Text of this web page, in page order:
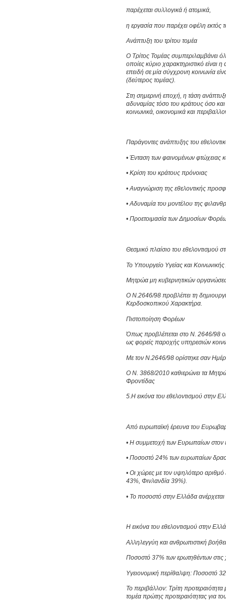
παρέχεται συλλογικά ή ατομικά,
η εργασία που παρέχει οφέλη εκτός
Ανάπτυξη του τρίτου τομέα
Ο Τρίτος Τομέας συμπεριλαμβάνει
οποίες κύριο χαρακτηριστικό
επειδή σε μία σύγχρονη κοινωνία
(δεύτερος τομέας).
Στη σημερινή εποχή, η τάση
αδυναμίας τόσο του κράτους όσο
κοινωνικά, οικονομικά και
Παράγοντες ανάπτυξης του
• Ένταση των φαινομένων φτώχειας
• Κρίση του κράτους πρόνοιας
• Αναγνώριση της εθελοντικής
• Αδυναμία του μοντέλου της
• Προετοιμασία των Δημοσίων
Θεσμικό πλαίσιο του εθελοντισμού
Το Υπουργείο Υγείας και Κοινωνικής
Μητρώα μη κυβερνητικών
Ο Ν.2646/98 προβλέπει τη
Κερδοσκοπικού Χαρακτήρα.
Πιστοποίηση Φορέων
Όπως προβλέπεται στο Ν. 2646/98
ως φορείς παροχής υπηρεσιών
Με τον Ν.2646/98 ορίστηκε σαν
Ο Ν. 3868/2010 καθιερώνει τα
Φροντίδας
5.Η εικόνα του εθελοντισμού στην
Από ευρωπαϊκή έρευνα του
• Η συμμετοχή των Ευρωπαίων στον
• Ποσοστό 24% των ευρωπαίων
• Οι χώρες με τον υψηλότερο
43%, Φινλανδία 39%).
• Το ποσοστό στην Ελλάδα
Η εικόνα του εθελοντισμού στην
Αλληλεγγύη και ανθρωπιστική
Ποσοστό 37% των ερωτηθέντων
Υγειονομική περίθαλψη: Ποσοστό
Το περιβάλλον: Τρίτη
τομέα πρώτης προτεραιότητας για